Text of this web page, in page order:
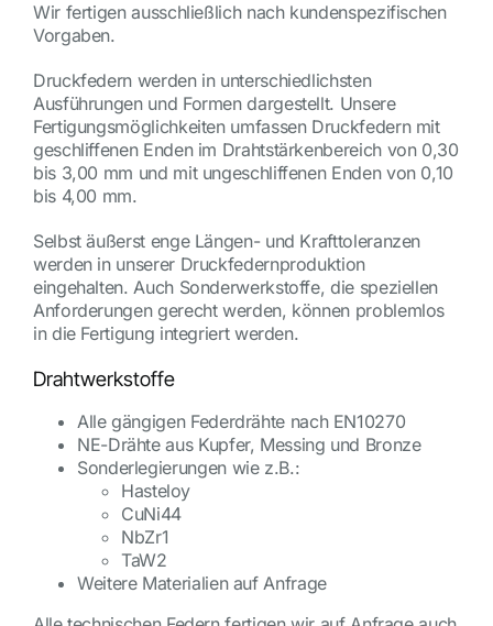
Wir fertigen ausschließlich nach kundenspezifischen
Vorgaben.
Druckfedern werden in unterschiedlichsten
Ausführungen und Formen dargestellt. Unsere
Fertigungsmöglichkeiten umfassen Druckfedern mit
geschliffenen Enden im Drahtstärkenbereich von 0,30
bis 3,00 mm und mit ungeschliffenen Enden von 0,10
bis 4,00 mm.
Selbst äußerst enge Längen- und Krafttoleranzen
werden in unserer Druckfedernproduktion
eingehalten. Auch Sonderwerkstoffe, die speziellen
Anforderungen gerecht werden, können problemlos
in die Fertigung integriert werden.
Drahtwerkstoffe
Alle gängigen Federdrähte nach EN10270
NE-Drähte aus Kupfer, Messing und Bronze
Sonderlegierungen wie z.B.:
Hasteloy
CuNi44
NbZr1
TaW2
Weitere Materialien auf Anfrage